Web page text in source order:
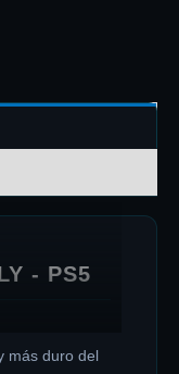
- PS5
más duro del